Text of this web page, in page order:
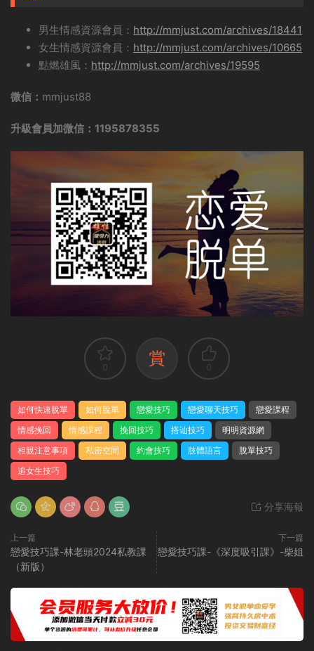
男生情感資源會員： http://mmjust.com/archives/18441
女生情感資源會員： http://mmjust.com/archives/10665
點燃雄風： http://mmjust.com/archives/19595
微信： mmjust88
升級會員加微信：1195878355
0 賞 0
如何快速脫單 如何脫單 戀愛技巧 戀愛聊天技巧
戀愛課程
情感挽回
情感課程 挽回技巧 搭讪技巧
明明資源網
相親注意事項
私密空間 約會技巧 肢體語言
脫單技巧
追女生技巧
分享海報
上一篇
戀愛技巧課-林老頭2024私教課
（新版）
下一篇
戀愛技巧課-《深度吸引課》-柴姐